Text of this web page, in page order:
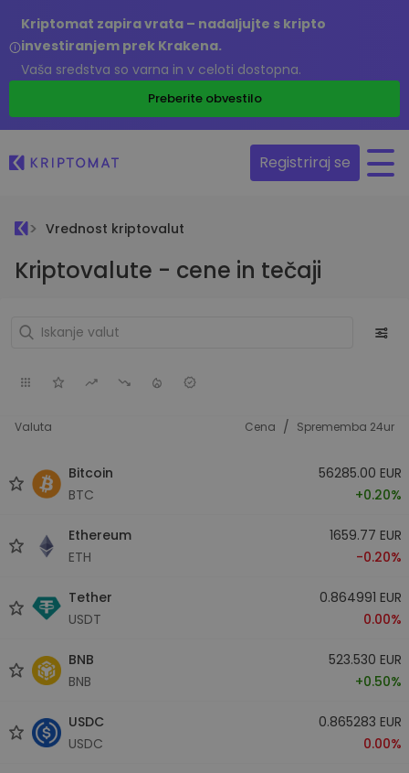
Kriptomat zapira vrata – nadaljujte s kripto
investiranjem prek Krakena.
Vaša sredstva so varna in v celoti dostopna.
Preberite obvestilo
Registriraj se
Vrednost kriptovalut
Kriptovalute - cene in tečaji
Valuta Cena / Sprememba 24ur
Bitcoin
BTC
56285.00 EUR
+0.20%
Ethereum
ETH
1659.77 EUR
-0.20%
Tether
USDT
0.864991 EUR
0.00%
BNB
BNB
523.530 EUR
+0.50%
USDC
USDC
0.865283 EUR
0.00%